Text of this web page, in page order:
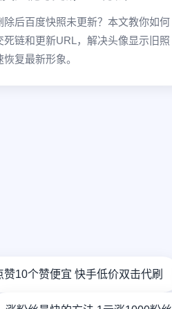
除后百度快照未更新？本文教你如何
死链和更新URL，解决头像显示旧照
复最新形象。
赞10个赞便宜 快手低价双击代刷